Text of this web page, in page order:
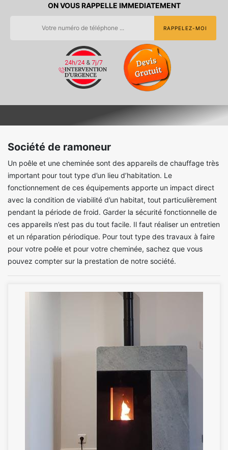
ON VOUS RAPPELLE IMMEDIATEMENT
Société de ramoneur
Un poêle et une cheminée sont des appareils de chauffage très
important pour tout type d’un lieu d’habitation. Le
fonctionnement de ces équipements apporte un impact direct
avec la condition de viabilité d’un habitat, tout particulièrement
pendant la période de froid. Garder la sécurité fonctionnelle de
ces appareils n’est pas du tout facile. Il faut réaliser un entretien
et un réparation périodique. Pour tout type des travaux à faire
pour votre poêle et pour votre cheminée, sachez que vous
pouvez compter sur la prestation de notre société.